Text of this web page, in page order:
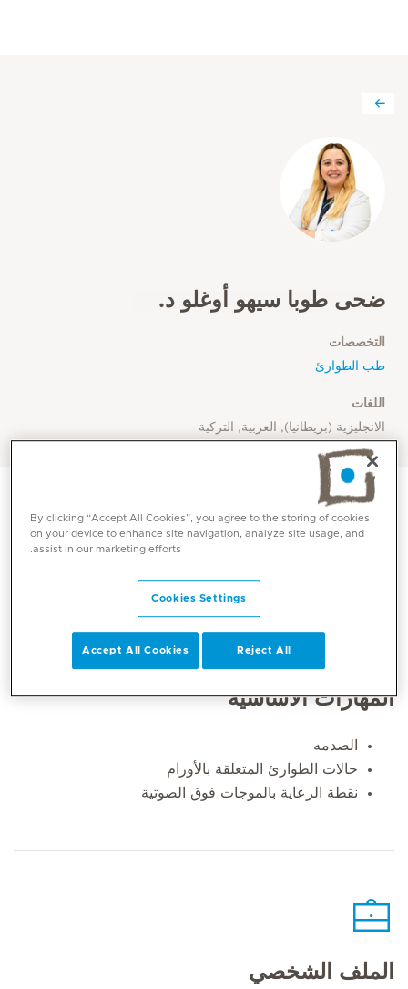
ضحى طوبا سيهو أوغلو د.
التخصصات
طب الطوارئ
اللغات
الانجليزية (بريطانيا), العربية, التركية
المهارات الأساسية
الصدمه
حالات الطوارئ المتعلقة بالأورام
نقطة الرعاية بالموجات فوق الصوتية
الملف الشخصي
By clicking “Accept All Cookies”, you agree to the storing of cookies
on your device to enhance site navigation, analyze site usage, and
assist in our marketing efforts.
Cookies Settings
Reject All
Accept All Cookies